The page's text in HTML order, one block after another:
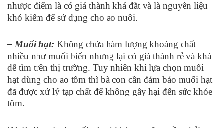
nhược điểm là có giá thành khá đắt và là nguyên liệu
khó kiếm để sử dụng cho ao nuôi.
– Muối hạt: Không chứa hàm lượng khoáng chất
nhiều như muối biển nhưng lại có giá thành rẻ và khá
dễ tìm trên thị trường. Tuy nhiên khi lựa chọn muối
hạt dùng cho ao tôm thì bà con cần đảm bảo muối hạt
đã được xử lý tạp chất để không gây hại đến sức khỏe
tôm.